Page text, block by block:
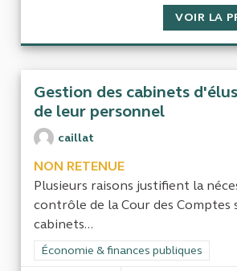
VOIR LA
Gestion des cabinets
de leur personnel
caillat
NON RETENUE
Plusieurs raisons justifient la
contrôle de la Cour des Comptes
cabinets...
Filtrer les résultats de la catégorie :
Économie & finances publiques